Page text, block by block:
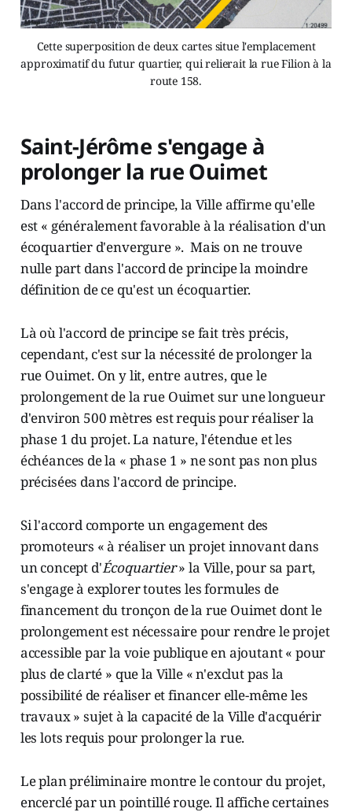
Cette superposition de deux cartes situe l'emplacement
approximatif du futur quartier, qui relierait la rue Filion à la
route 158.
Saint-Jérôme s'engage à
prolonger la rue Ouimet
Dans l'accord de principe, la Ville affirme qu'elle
est « généralement favorable à la réalisation d'un
écoquartier d'envergure ». Mais on ne trouve
nulle part dans l'accord de principe la moindre
définition de ce qu'est un écoquartier.
Là où l'accord de principe se fait très précis,
cependant, c'est sur la nécessité de prolonger la
rue Ouimet. On y lit, entre autres, que le
prolongement de la rue Ouimet sur une longueur
d'environ 500 mètres est requis pour réaliser la
phase 1 du projet. La nature, l'étendue et les
échéances de la « phase 1 » ne sont pas non plus
précisées dans l'accord de principe.
Si l'accord comporte un engagement des
promoteurs « à réaliser un projet innovant dans
un concept d'Écoquartier» la Ville, pour sa part,
s'engage à explorer toutes les formules de
financement du tronçon de la rue Ouimet dont le
prolongement est nécessaire pour rendre le projet
accessible par la voie publique en ajoutant « pour
plus de clarté » que la Ville « n'exclut pas la
possibilité de réaliser et financer elle-même les
travaux » sujet à la capacité de la Ville d'acquérir
les lots requis pour prolonger la rue.
Le plan préliminaire montre le contour du projet,
encerclé par un pointillé rouge. Il affiche certaines